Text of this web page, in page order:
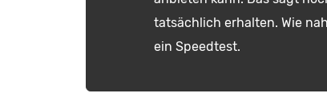
tatsächlich erhalten. Wie
ein Speedtest.